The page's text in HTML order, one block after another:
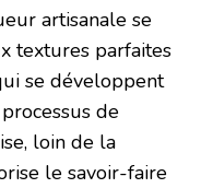
artisanale se
textures parfaites
se développent
de
loin de la
le savoir-faire